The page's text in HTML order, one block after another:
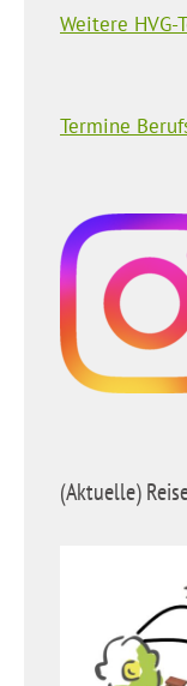
Weitere HVG-
Termine
(Aktuelle)